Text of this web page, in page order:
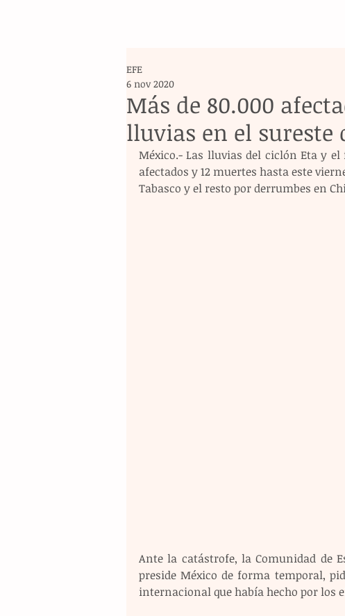
Más de 80.000
lluvias en el sureste
EFE
6 nov 2020
México.- Las lluvias del ciclón Eta y
afectados y 12 muertes hasta este
Tabasco y el resto por derrumbes en
Ante la catástrofe, la Comunidad de
preside México de forma temporal,
internacional que había hecho por los